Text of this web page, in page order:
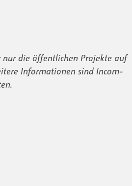
nur die öffentlichen Projekte auf
Informationen sind Incom-